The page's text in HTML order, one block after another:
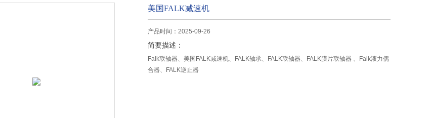
美国FALK减速机
产品时间：2025-09-26
简要描述：
Falk联轴器、美国FALK减速机、FALK轴承、FALK联轴器、FALK膜片联轴器 、Falk液力偶
合器、FALK逆止器